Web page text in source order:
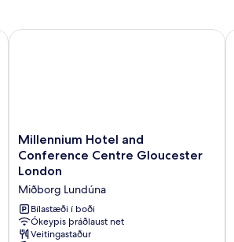
Millennium
Hotel
and
Conference
Centre
Gloucester
London
Miðborg
Millennium Hotel and
Conference Centre Gloucester
London
Miðborg Lundúna
Bílastæði í boði
Ókeypis þráðlaust net
Veitingastaður
Millennium Hotel and Conference